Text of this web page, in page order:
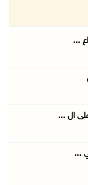
...
ال ...